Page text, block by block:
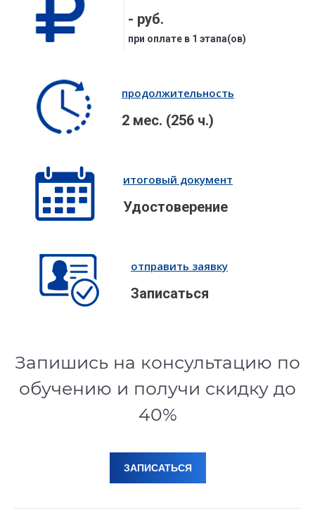
- руб.
при оплате в 1 этапа(ов)
продолжительность
2 мес. (256 ч.)
итоговый документ
Удостоверение
отправить заявку
Записаться
Запишись на консультацию по
обучению и получи скидку до
40%
ЗАПИСАТЬСЯ